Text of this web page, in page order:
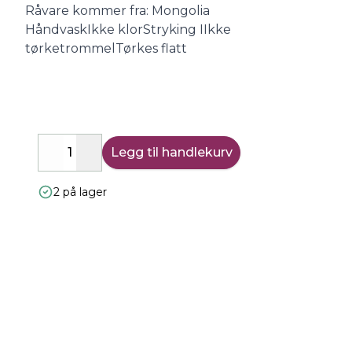
Råvare kommer fra: Mongolia
HåndvaskIkke klorStryking IIkke
tørketrommelTørkes flatt
DecreaseIncrease
Legg til handlekurv
2 på lager